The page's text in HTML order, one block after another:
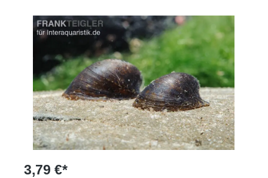
Bildergalerie überspringen
3,79 €*